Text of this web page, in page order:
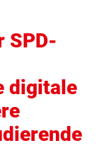
SPD-
digitale